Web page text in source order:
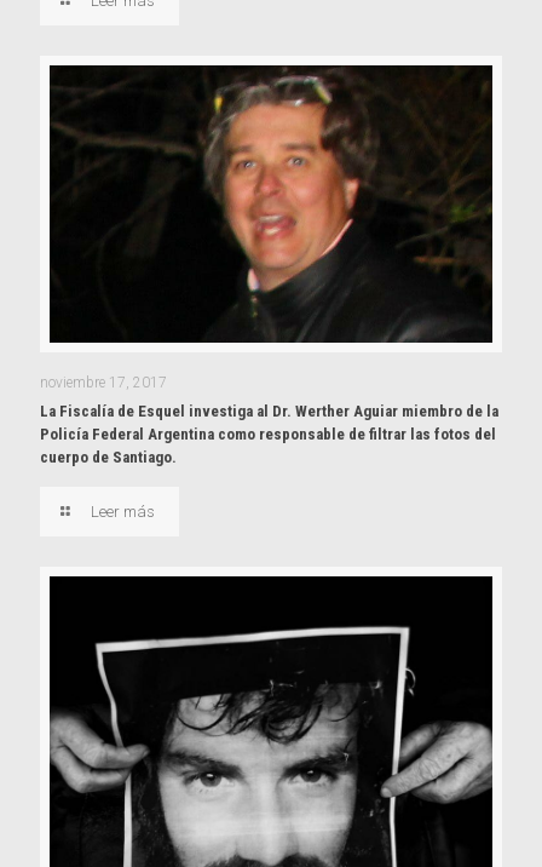
noviembre 17, 2017
La Fiscalía de Esquel investiga al Dr. Werther Aguiar miembro de la
Policía Federal Argentina como responsable de filtrar las fotos del
cuerpo de Santiago.
Leer más